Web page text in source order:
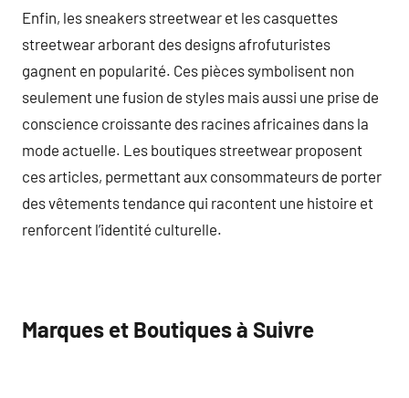
Enfin, les sneakers streetwear et les casquettes
streetwear arborant des designs afrofuturistes
gagnent en popularité. Ces pièces symbolisent non
seulement une fusion de styles mais aussi une prise de
conscience croissante des racines africaines dans la
mode actuelle. Les boutiques streetwear proposent
ces articles, permettant aux consommateurs de porter
des vêtements tendance qui racontent une histoire et
renforcent l’identité culturelle.
Marques et Boutiques à Suivre